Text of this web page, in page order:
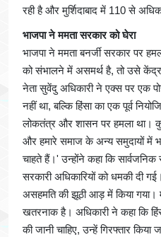
रही है और मुर्शिदाबाद में 110 से अधिक
भाजपा ने ममता सरकार को घेरा
भाजपा ने ममता बनर्जी सरकार पर
को संभालने में असमर्थ है, तो उसे केंद्र
नेता सुवेंदु अधिकारी ने एक्स पर एक
नहीं था, बल्कि हिंसा का एक पूर्व
लोकतंत्र और शासन पर हमला था।
और हमारे समाज के अन्य समुदायों में
चाहते हैं।' उन्होंने कहा कि सार्वजनिक
सरकारी अधिकारियों को धमकी दी
असहमति की झूठी आड़ में किया गया।
खतरनाक है। अधिकारी ने कहा कि
की जानी चाहिए, उन्हें गिरफ्तार